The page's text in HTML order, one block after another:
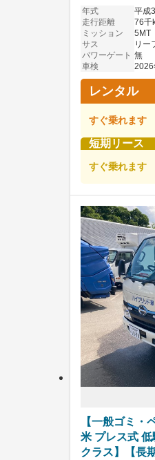
可】
年式
平成
走行距離
76千
ミッション
5MT
サス
リー
パワーゲート 無
車検
2026
レンタル
すぐ乗れます
短期リース
すぐ乗れます
【一般ゴミ・
米 プレス式
クラス】【長